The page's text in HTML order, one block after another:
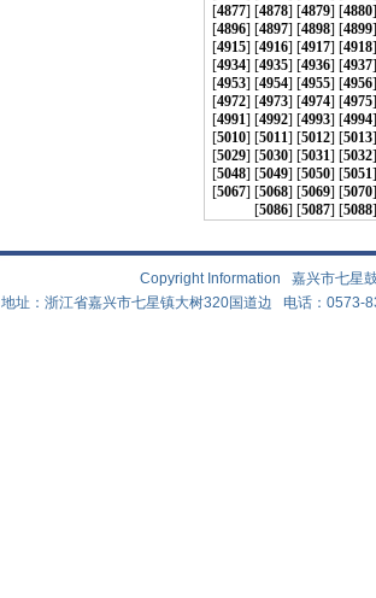
[4877] [4878] [4879] [4880
[4896] [4897] [4898] [4899
[4915] [4916] [4917] [4918
[4934] [4935] [4936] [4937
[4953] [4954] [4955] [4956
[4972] [4973] [4974] [4975
[4991] [4992] [4993] [4994
[5010] [5011] [5012] [5013
[5029] [5030] [5031] [5032
[5048] [5049] [5050] [5051
[5067] [5068] [5069] [5070
[5086] [5087] [5088
Copyright Information 嘉兴市七
地址：浙江省嘉兴市七星镇大树320国道边 电话：